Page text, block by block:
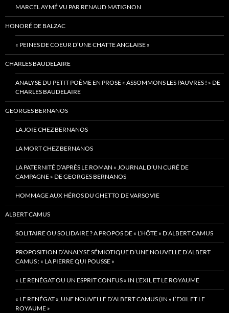
MARCEL AYMÉ VU PAR RENAUD MATIGNON
HONORÉ DE BALZAC
« PEINES DE COEUR D’UNE CHATTE ANGLAISE »
CHARLES BAUDELAIRE
ANALYSE DU PETIT POÈME EN PROSE « ASSOMMONS LES PAUVRES ! » DE
CHARLES BAUDELAIRE
GEORGES BERNANOS
LA JOIE CHEZ BERNANOS
LA MORT CHEZ BERNANOS
LA PATERNITÉ D’APRÈS LE ROMAN « JOURNAL D’UN CURÉ DE
CAMPAGNE » DE GEORGES BERNANOS
HOMMAGE AUX HÉROS DU GHETTO DE VARSOVIE
ALBERT CAMUS
SOLITAIRE OU SOLIDAIRE ? A PROPOS DE « L’HÔTE » D’ALBERT CAMUS
PROPOSITION D’ANALYSE SÉMIOTIQUE D’UNE NOUVELLE D’ALBERT
CAMUS : « LA PIERRE QUI POUSSE »
« LE RENÉGAT OU UN ESPRIT CONFUS » IN L’EXIL ET LE ROYAUME
« LE RENÉGAT », UNE NOUVELLE D’ALBERT CAMUS (IN « L’EXIL ET LE
ROYAUME »